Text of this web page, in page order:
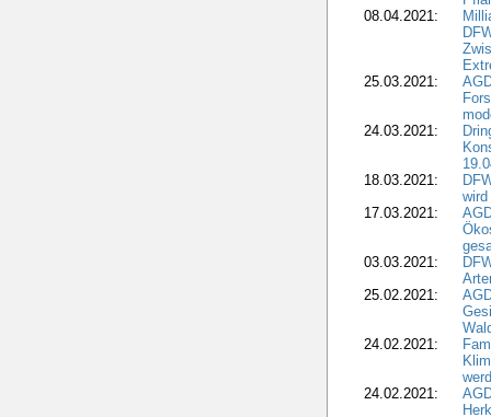
08.04.2021:
25.03.2021:
24.03.2021:
18.03.2021:
17.03.2021:
03.03.2021:
25.02.2021:
24.02.2021:
24.02.2021: